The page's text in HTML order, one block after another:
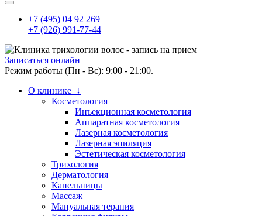
+7 (495) 04 92 269
+7 (926) 991-77-44
Записаться онлайн
Режим работы (Пн - Вс): 9:00 - 21:00.
О клинике ↓
Косметология
Инъекционная косметология
Аппаратная косметология
Лазерная косметология
Лазерная эпиляция
Эстетическая косметология
Трихология
Дерматология
Капельницы
Массаж
Мануальная терапия